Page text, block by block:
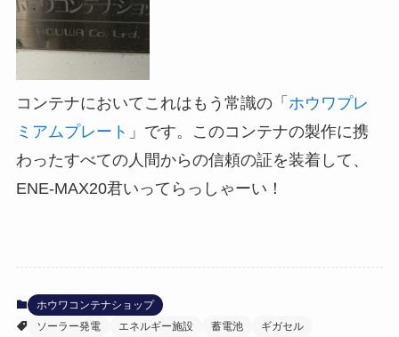
コンテナにおいてこれはもう常識の「 ホウワプレ
ミアムプレート 」です。このコンテナの製作に携
わったすべての人間からの信頼の証を装着して、
ENE-MAX20君いってらっしゃーい！
ホウワコンテナショップ
ソーラー発電
エネルギー施設 蓄電池 ギガセル